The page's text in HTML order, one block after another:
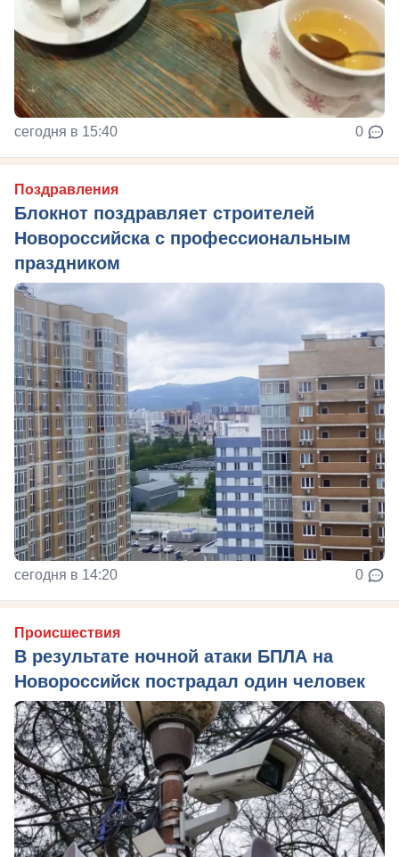
сегодня в 15:40 0
Поздравления
Блокнот поздравляет строителей
Новороссийска с профессиональным
праздником
сегодня в 14:20 0
Происшествия
В результате ночной атаки БПЛА на
Новороссийск пострадал один человек